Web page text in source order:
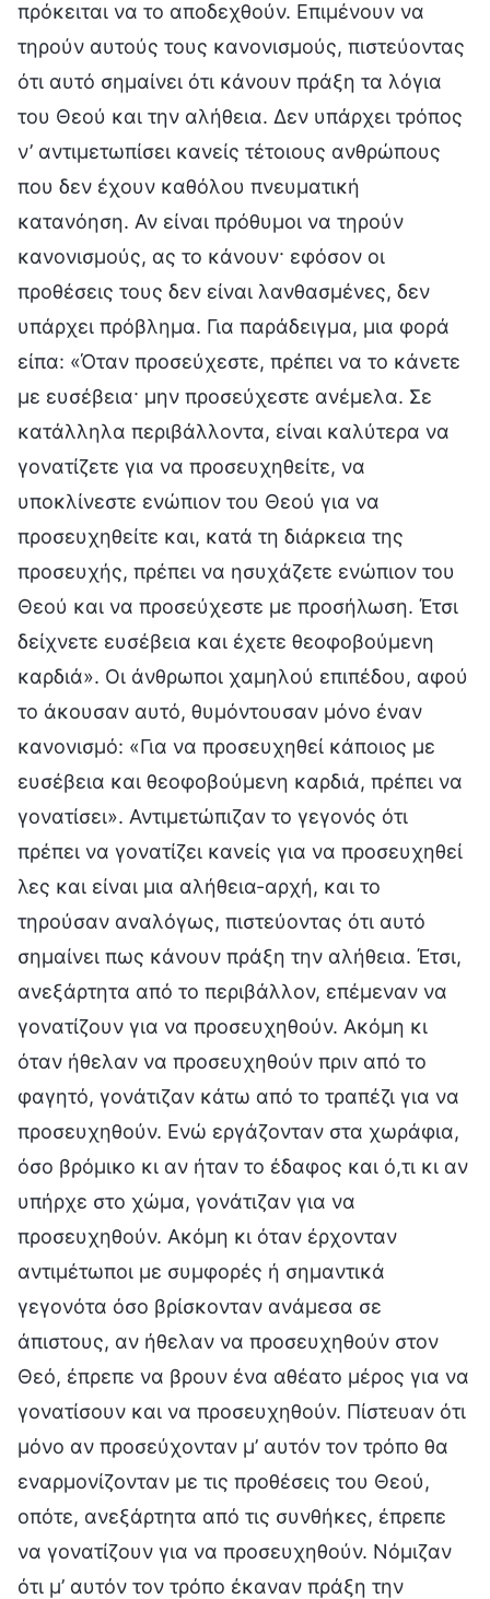
πρόκειται να το αποδεχθούν. Επιμένουν να
τηρούν αυτούς τους κανονισμούς, πιστεύοντας
ότι αυτό σημαίνει ότι κάνουν πράξη τα λόγια
του Θεού και την αλήθεια. Δεν υπάρχει τρόπος
ν’ αντιμετωπίσει κανείς τέτοιους ανθρώπους
που δεν έχουν καθόλου πνευματική
κατανόηση. Αν είναι πρόθυμοι να τηρούν
κανονισμούς, ας το κάνουν· εφόσον οι
προθέσεις τους δεν είναι λανθασμένες, δεν
υπάρχει πρόβλημα. Για παράδειγμα, μια φορά
είπα: «Όταν προσεύχεστε, πρέπει να το κάνετε
με ευσέβεια· μην προσεύχεστε ανέμελα. Σε
κατάλληλα περιβάλλοντα, είναι καλύτερα να
γονατίζετε για να προσευχηθείτε, να
υποκλίνεστε ενώπιον του Θεού για να
προσευχηθείτε και, κατά τη διάρκεια της
προσευχής, πρέπει να ησυχάζετε ενώπιον του
Θεού και να προσεύχεστε με προσήλωση. Έτσι
δείχνετε ευσέβεια και έχετε θεοφοβούμενη
καρδιά». Οι άνθρωποι χαμηλού επιπέδου, αφού
το άκουσαν αυτό, θυμόντουσαν μόνο έναν
κανονισμό: «Για να προσευχηθεί κάποιος με
ευσέβεια και θεοφοβούμενη καρδιά, πρέπει να
γονατίσει». Αντιμετώπιζαν το γεγονός ότι
πρέπει να γονατίζει κανείς για να προσευχηθεί
λες και είναι μια αλήθεια-αρχή, και το
τηρούσαν αναλόγως, πιστεύοντας ότι αυτό
σημαίνει πως κάνουν πράξη την αλήθεια. Έτσι,
ανεξάρτητα από το περιβάλλον, επέμεναν να
γονατίζουν για να προσευχηθούν. Ακόμη κι
όταν ήθελαν να προσευχηθούν πριν από το
φαγητό, γονάτιζαν κάτω από το τραπέζι για να
προσευχηθούν. Ενώ εργάζονταν στα χωράφια,
όσο βρόμικο κι αν ήταν το έδαφος και ό,τι κι αν
υπήρχε στο χώμα, γονάτιζαν για να
προσευχηθούν. Ακόμη κι όταν έρχονταν
αντιμέτωποι με συμφορές ή σημαντικά
γεγονότα όσο βρίσκονταν ανάμεσα σε
άπιστους, αν ήθελαν να προσευχηθούν στον
Θεό, έπρεπε να βρουν ένα αθέατο μέρος για να
γονατίσουν και να προσευχηθούν. Πίστευαν ότι
μόνο αν προσεύχονταν μ’ αυτόν τον τρόπο θα
εναρμονίζονταν με τις προθέσεις του Θεού,
οπότε, ανεξάρτητα από τις συνθήκες, έπρεπε
να γονατίζουν για να προσευχηθούν. Νόμιζαν
ότι μ’ αυτόν τον τρόπο έκαναν πράξη την